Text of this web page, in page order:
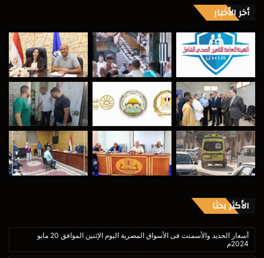
أخر الأخبار
الأكثر بحثا
أسعار الحديد والأسمنت فى الأسواق المصرية اليوم الإثنين الموافق 20 مايو
2024م